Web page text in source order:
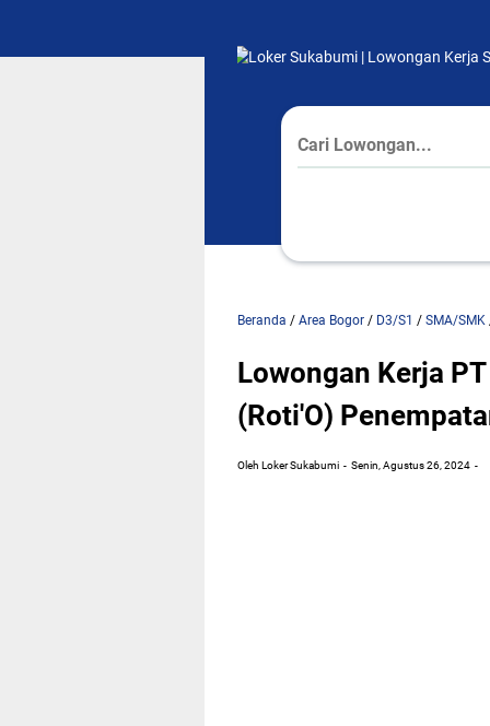
Beranda / Area Bogor / D3/S1 / SMA/SMK
Lowongan Kerja
(Roti'O)
Oleh Loker Sukabumi Senin, Agustus 26, 2024